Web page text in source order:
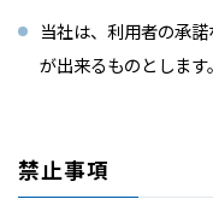
当社は、利用者の承
が出来るものとします。
禁止事項